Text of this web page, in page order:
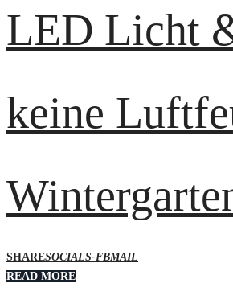
LED Licht
keine
SHARESOCIALS-FBMAIL
READ MORE